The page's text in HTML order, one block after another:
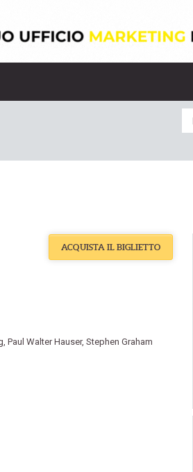
,Paul Walter Hauser,Stephen Graham
ACQUISTA IL BIGLIETTO